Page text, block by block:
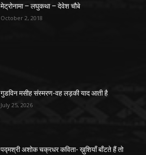
मेट्रोनामा – लघुकथा – देवेश चौबे
October 2, 2018
गुडविन मसीह संस्मरण-वह लड़की याद आती है
July 25, 2026
पद्मश्री अशोक चक्रधर कविता- ख़ुशियाँ बाँटते हैं तो